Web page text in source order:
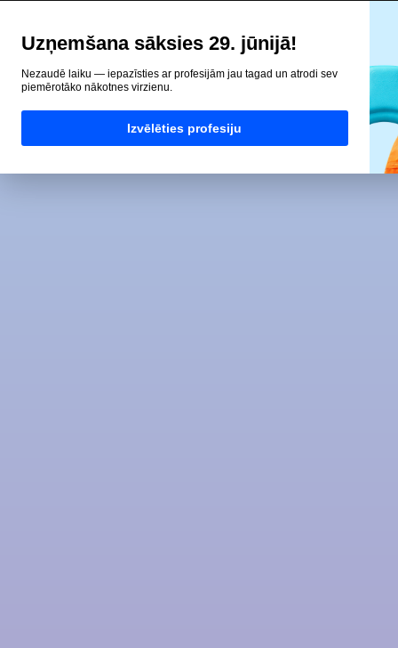
Uzņemšana sāksies 29. jūnijā!
Nezaudē laiku — iepazīsties ar profesijām jau tagad un atrodi sev
piemērotāko nākotnes virzienu.
Izvēlēties profesiju